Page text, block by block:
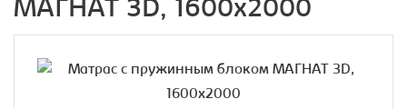
МАГНАТ 3D, 1600х2000